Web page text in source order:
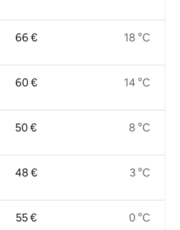
66 €
60 €
50 €
48 €
55 €
18 °C
14 °C
8 °C
3 °C
0 °C